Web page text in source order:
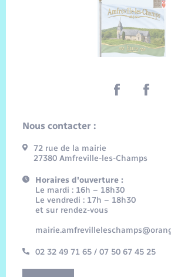
Nous contacter :
72 rue de la mairie
27380 Amfreville-les-Champs
Horaires d'ouverture :
Le mardi : 16h – 18h30
Le vendredi : 17h – 18h30
et sur rendez-vous
02 32 49 71 65 / 07 50 67 45 25